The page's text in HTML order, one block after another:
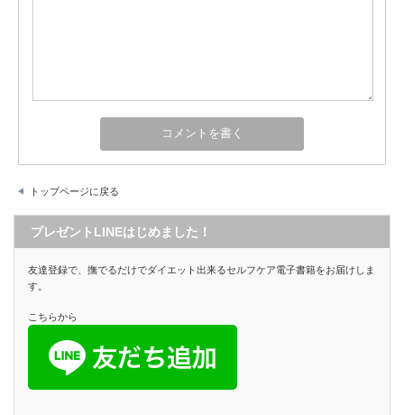
トップページに戻る
プレゼントLINEはじめました！
友達登録で、撫でるだけでダイエット出来るセルフケア電子書籍をお届けしま
す。
こちらから